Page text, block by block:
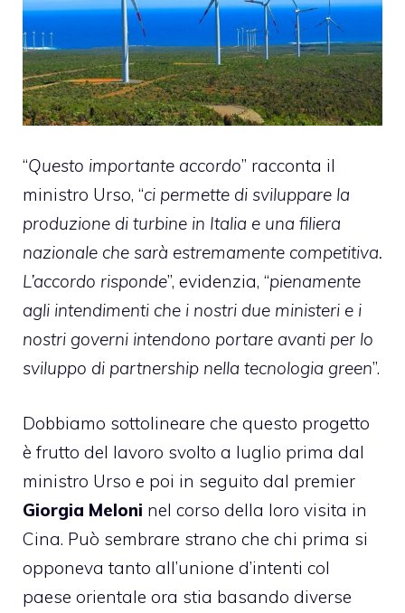
“Questo importante accordo” racconta il
ministro Urso, “ci permette di sviluppare la
produzione di turbine in Italia e una filiera
nazionale che sarà estremamente competitiva.
L’accordo risponde”, evidenzia, “pienamente
agli intendimenti che i nostri due ministeri e i
nostri governi intendono portare avanti per lo
sviluppo di partnership nella tecnologia green”.
Dobbiamo sottolineare che questo progetto
è frutto del lavoro svolto a luglio prima dal
ministro Urso e poi in seguito dal premier
Giorgia Meloni nel corso della loro visita in
Cina. Può sembrare strano che chi prima si
opponeva tanto all’unione d’intenti col
paese orientale ora stia basando diverse